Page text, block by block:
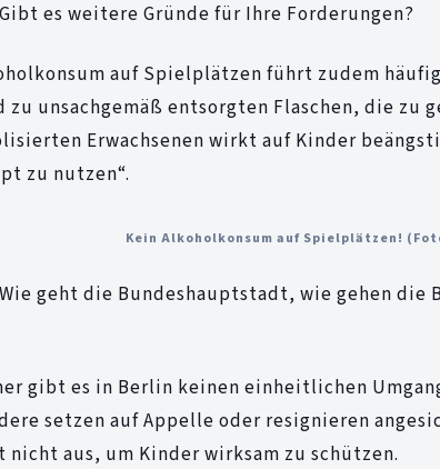
Gibt es weitere Gründe für Ihre Forderungen?
auf Spielplätzen führt zudem
unsachgemäß entsorgten Flaschen, die zu
Erwachsenen wirkt auf Kinder
zu nutzen“.
Kein Alkoholkonsum auf Spielplätzen!
Wie geht die Bundeshauptstadt, wie gehen
gibt es in Berlin keinen einheitlichen
setzen auf Appelle oder resignieren
nicht aus, um Kinder wirksam zu schützen.